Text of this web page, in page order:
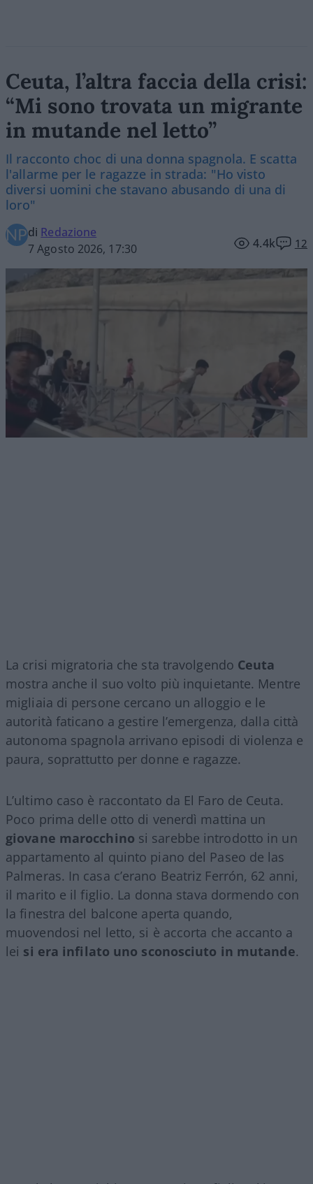
Ceuta, l’altra faccia della crisi:
“Mi sono trovata un migrante
in mutande nel letto”
Il racconto choc di una donna spagnola. E scatta
l'allarme per le ragazze in strada: "Ho visto
diversi uomini che stavano abusando di una di
loro"
di Redazione
7 Agosto 2026, 17:30
4.4k 12
La crisi migratoria che sta travolgendo Ceuta
mostra anche il suo volto più inquietante. Mentre
migliaia di persone cercano un alloggio e le
autorità faticano a gestire l’emergenza, dalla città
autonoma spagnola arrivano episodi di violenza e
paura, soprattutto per donne e ragazze.
L’ultimo caso è raccontato da El Faro de Ceuta.
Poco prima delle otto di venerdì mattina un
giovane marocchino si sarebbe introdotto in un
appartamento al quinto piano del Paseo de las
Palmeras. In casa c’erano Beatriz Ferrón, 62 anni,
il marito e il figlio. La donna stava dormendo con
la finestra del balcone aperta quando,
muovendosi nel letto, si è accorta che accanto a
lei si era infilato uno sconosciuto in mutande.